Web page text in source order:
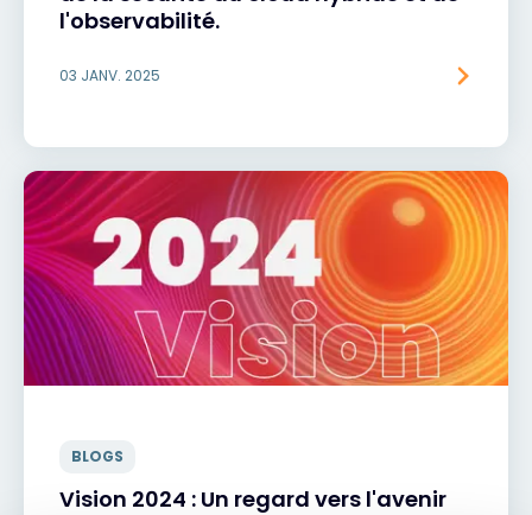
l'observabilité.
03 JANV. 2025
BLOGS
Vision 2024 : Un regard vers l'avenir